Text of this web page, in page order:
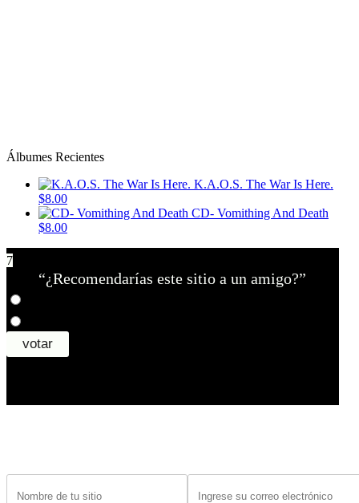
Álbumes Recientes
K.A.O.S. The War Is Here.
$8.00
CD- Vomithing And Death
$8.00
7
“¿Recomendarías este sitio a un amigo?”